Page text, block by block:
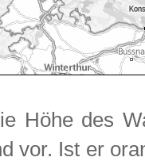
Höhe des
vor. Ist er